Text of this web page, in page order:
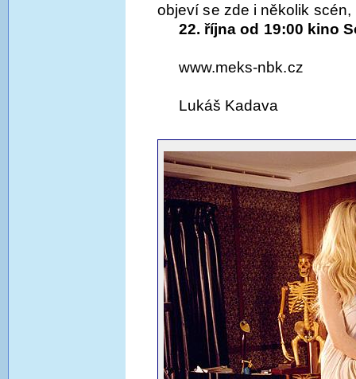
objeví se zde i několik
22. října od 19:00 kino
www.meks-nbk.cz
Lukáš Kadava